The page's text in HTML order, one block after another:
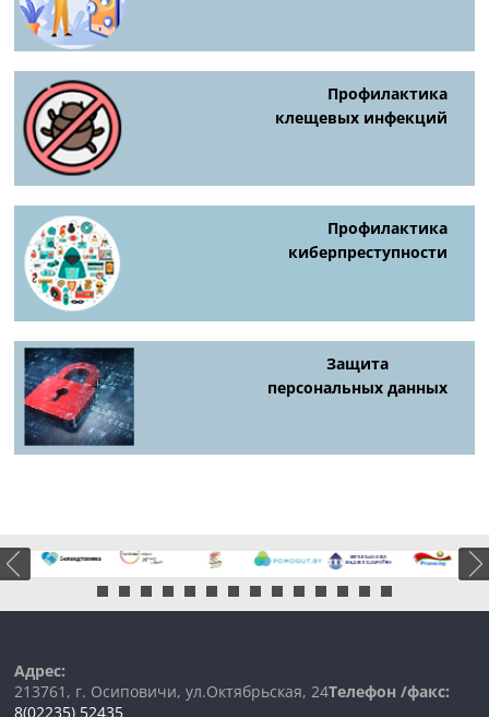
Профилактика
клещевых инфекций
Профилактика
киберпреступности
Защита
персональных данных
Адрес:
213761, г. Осиповичи, ул.Октябрьская, 24Телефон /факс:
8(02235) 52435